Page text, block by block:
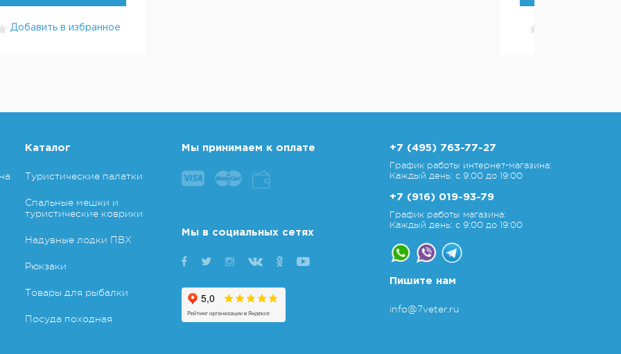
Добавить в избранное
Каталог
Туристические палатки
Спальные мешки и
туристические коврики
Надувные лодки ПВХ
Рюкзаки
Товары для рыбалки
Посуда походная
Мы принимаем к оплате
Мы в социальных сетях
+7 (495) 763-77-27
График работы интернет-магазина:
Каждый день: с 9:00 до 19:00
+7 (916) 019-93-79
График работы магазина:
Каждый день: с 9:00 до 19:00
Пишите нам
info@7veter.ru